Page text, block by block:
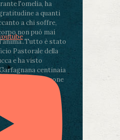
l'omelia, ha
a quanti
a chi soffre,
non può mai
.Tutto è stato
Pastorale della
e ha visto
centinaia
volontari e persone